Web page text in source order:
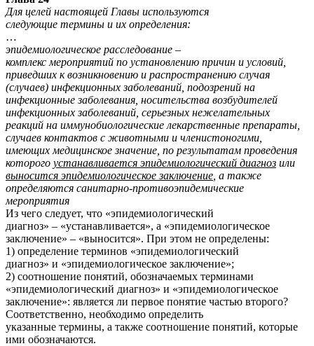
Для целей настоящей Главы используются
следующие термины и их определения:
…
эпидемиологическое расследование –
комплекс мероприятий по установлению причин и условий,
приведших к возникновению и распространению случая
(случаев) инфекционных заболеваний, подозрений на
инфекционные заболевания, носительства возбудителей
инфекционных заболеваний, серьезных нежелательных
реакций на иммунобиологические лекарственные препараты,
случаев контактов с животными и членистоногими,
имеющих медицинское значение, по результатам проведения
которого устанавливается эпидемиологический диагноз или
выносится эпидемиологическое заключение , а также
определяются санитарно-противоэпидемические
мероприятия
Из чего следует, что «эпидемиологический
диагноз» – «устанавливается», а «эпидемиологическое
заключение» – «выносится». При этом не определены:
1) определение терминов «эпидемиологический
диагноз» и «эпидемиологическое заключение»;
2) соотношение понятий, обозначаемых терминами
«эпидемиологический диагноз» и «эпидемиологическое
заключение»: является ли первое понятие частью второго?
Соответственно, необходимо определить
указанные термины, а также соотношение понятий, которые
ими обозначаются.